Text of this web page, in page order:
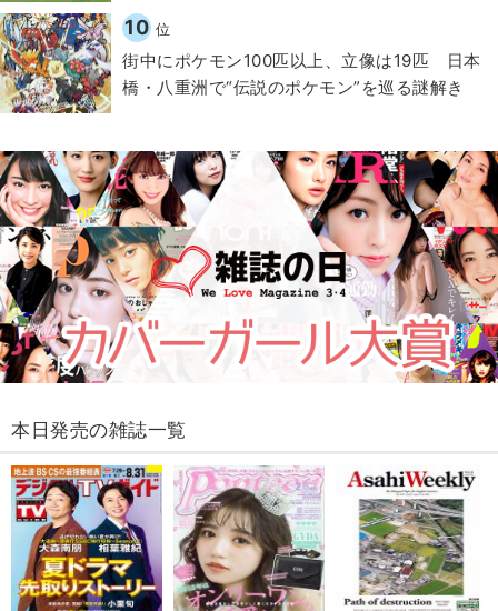
10 位
街中にポケモン100匹以上、立像は19匹 日本
橋・八重洲で“伝説のポケモン”を巡る謎解き
本日発売の雑誌一覧